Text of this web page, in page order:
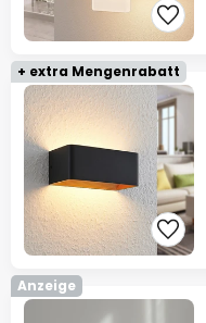
+ extra Mengenrabatt
Anzeige